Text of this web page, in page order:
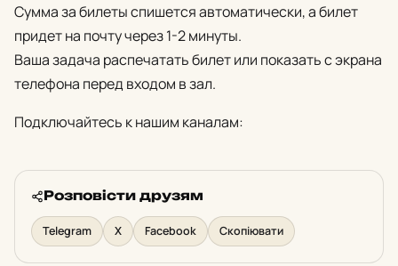
Сумма за билеты спишется автоматически, а билет
придет на почту через 1-2 минуты.
Ваша задача распечатать билет или показать с экрана
телефона перед входом в зал.
Подключайтесь к нашим каналам:
Розповісти друзям
Telegram X Facebook Скопіювати